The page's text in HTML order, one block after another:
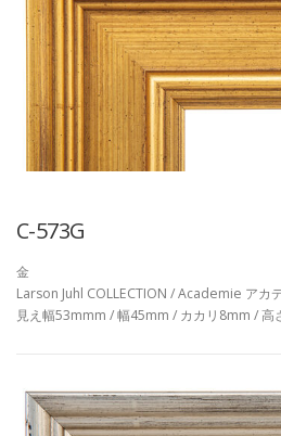
C-573G
金
Larson Juhl COLLECTION / Academie アカ
見え幅53mmm / 幅45mm / カカリ8mm / 高